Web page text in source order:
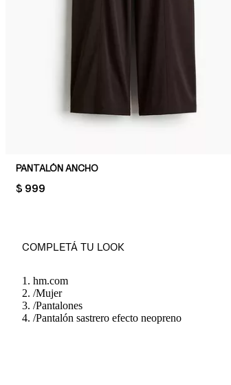
PANTALÓN ANCHO
PRICE:
$ 999
COMPLETÁ TU LOOK
hm.com
/Mujer
/Pantalones
/Pantalón sastrero efecto neopreno